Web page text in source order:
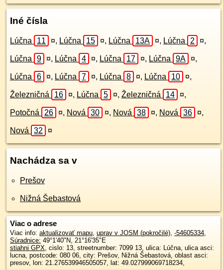
Iné čísla
Lúčna 11 ¤, Lúčna 15 ¤, Lúčna 13A ¤, Lúčna 2 ¤,
Lúčna 9 ¤, Lúčna 4 ¤, Lúčna 17 ¤, Lúčna 9A ¤,
Lúčna 6 ¤, Lúčna 7 ¤, Lúčna 8 ¤, Lúčna 10 ¤,
Železničná 16 ¤, Lúčna 5 ¤, Železničná 14 ¤,
Potočná 26 ¤, Nová 30 ¤, Nová 38 ¤, Nová 36 ¤,
Nová 32 ¤
Nachádza sa v
Prešov
Nižná Šebastová
Viac o adrese
Viac info: aktualizovať mapu, uprav v JOSM (pokročilé), -54605334,
Súradnice: 49°1'40"N, 21°16'35"E
stiahni GPX, cislo: 13, streetnumber: 7099 13, ulica: Lúčna, ulica asci:
lucna, postcode: 080 06, city: Prešov, Nižná Šebastová, oblast asci:
presov, lon: 21.276539946505057, lat: 49.027999069718234,